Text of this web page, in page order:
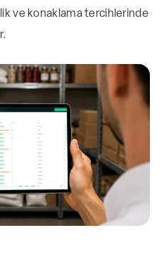
ve konaklama tercihlerinde